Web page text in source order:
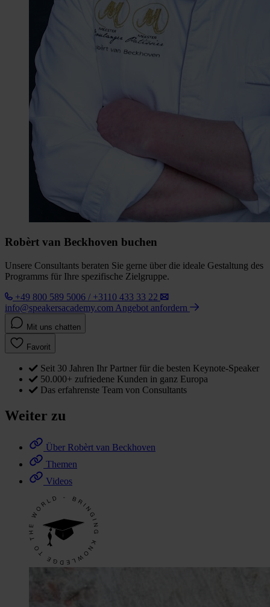
Robèrt van Beckhoven buchen
Unsere Consultants beraten Sie gerne über die ideale Gestaltung des
Programms für Ihre spezifische Zielgruppe.
+49 800 589 5006 / +3110 433 33 22
info@speakersacademy.com Angebot anfordern
Mit uns chatten
Favorit
Seit 30 Jahren Ihr Partner für die besten Keynote-Speaker
50.000+ zufriedene Kunden in ganz Europa
Das erfahrenste Team von Consultants
Weiter zu
Über Robèrt van Beckhoven
Themen
Videos